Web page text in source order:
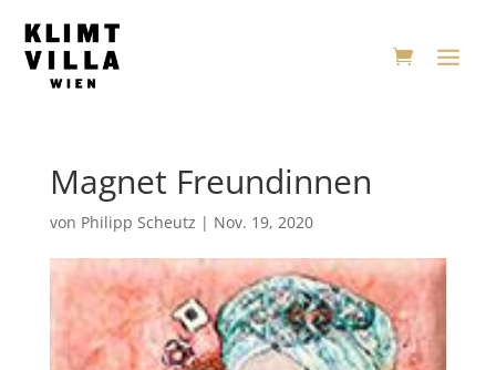
Magnet Freundinnen
von Philipp Scheutz | Nov. 19, 2020